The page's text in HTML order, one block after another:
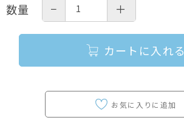
数量 − ＋
カートに入れる